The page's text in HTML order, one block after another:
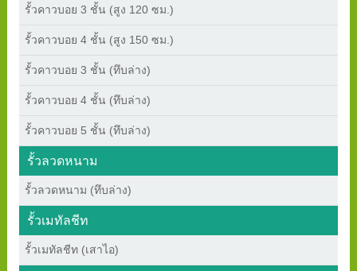
รั้วคาวบอย 3 ชั้น (สูง 120 ซม.)
รั้วคาวบอย 4 ชั้น (สูง 150 ซม.)
รั้วคาวบอย 3 ชั้น (ทึบล่าง)
รั้วคาวบอย 4 ชั้น (ทึบล่าง)
รั้วคาวบอย 5 ชั้น (ทึบล่าง)
รั้วลวดหนาม
รั้วลวดหนาม (ทึบล่าง)
รั้วเมทัลชีท
รั้วเมทัลชีท (เสาไอ)